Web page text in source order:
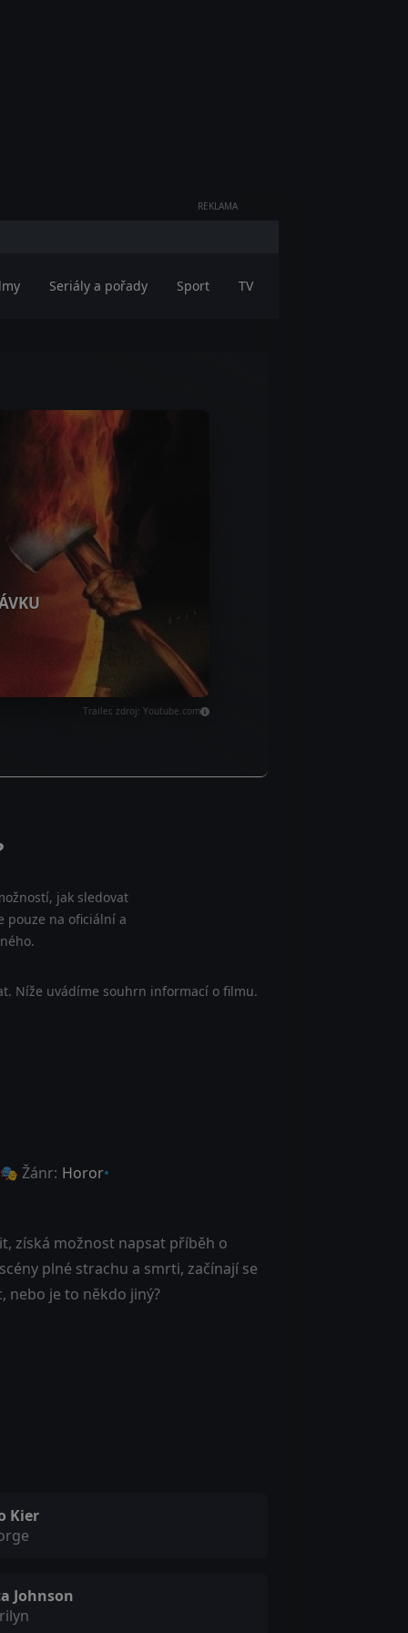
REKLAMA
Seriály a pořady Sport TV
Trailer, zdroj: Youtube.com
jak sledovat
pouze na oficiální a
Níže uvádíme souhrn informací o filmu.
🎭 Žánr: Horor
získá možnost napsat příběh o
plné strachu a smrti, začínají se
nebo je to někdo jiný?
Kier
Johnson